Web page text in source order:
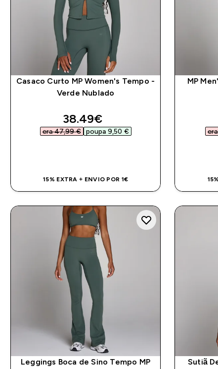
Casaco Curto MP Women's Tempo -
Verde Nublado
discounted price
38.49€‎
era 47,99 €‎ poupa 9,50 €‎
15% EXTRA + ENVIO POR 1€
MP
Leggings Boca de Sino Tempo MP Sutiã